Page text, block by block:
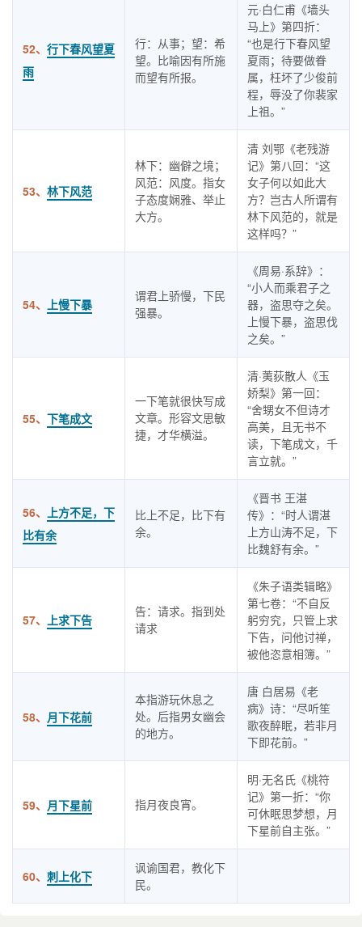
52、 行下春风望夏
雨
行：从事；望：希
望。比喻因有所施
而望有所报。
元·白仁甫《墙头
马上》第四折：
“也是行下春风望
夏雨；待要做眷
属，枉坏了少俊前
程，辱没了你裴家
上祖。”
53、 林下风范
林下：幽僻之境；
风范：风度。指女
子态度娴雅、举止
大方。
清 刘鄂《老残游
记》第八回：“这
女子何以如此大
方？岂古人所谓有
林下风范的，就是
这样吗？”
54、 上慢下暴
谓君上骄慢，下民
强暴。
《周易·系辞》：
“小人而乘君子之
器，盗思夺之矣。
上慢下暴，盗思伐
之矣。”
55、 下笔成文
一下笔就很快写成
文章。形容文思敏
捷，才华横溢。
清·荑荻散人《玉
娇梨》第一回：
“舍甥女不但诗才
高美，且无书不
读，下笔成文，千
言立就。”
56、 上方不足，下
比有余
比上不足，比下有
余。
《晋书 王湛
传》：“时人谓湛
上方山涛不足，下
比魏舒有余。”
57、 上求下告
告：请求。指到处
请求
《朱子语类辑略》
第七卷：“不自反
躬穷究，只管上求
下告，问他讨禅，
被他恣意相簿。”
58、 月下花前
本指游玩休息之
处。后指男女幽会
的地方。
唐 白居易《老
病》诗：“尽听笙
歌夜醉眠，若非月
下即花前。”
59、 月下星前 指月夜良宵。
明·无名氏《桃符
记》第一折：“你
可休眠思梦想，月
下星前自主张。”
60、 刺上化下
讽谕国君，教化下
民。